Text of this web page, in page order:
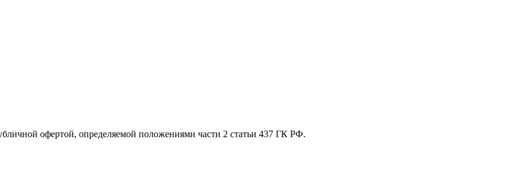
офертой, определяемой положениями части 2 статьи 437 ГК РФ.